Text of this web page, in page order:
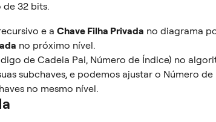
32 bits.
e a Chave Filha Privada no diagrama
no próximo nível.
de Cadeia Pai, Número de Índice) no
subchaves, e podemos ajustar o Número de
no mesmo nível.